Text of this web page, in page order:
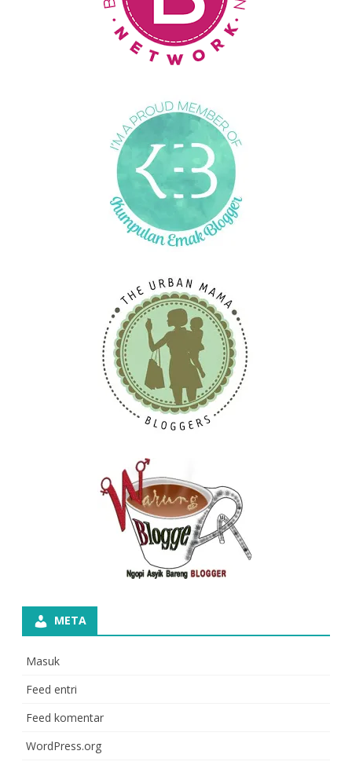
META
Masuk
Feed entri
Feed komentar
WordPress.org